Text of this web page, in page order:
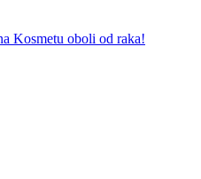
Kosmetu oboli od raka!